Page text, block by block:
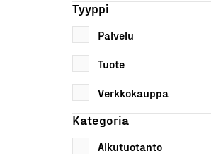
Tyyppi
Palvelu
Tuote
Verkkokauppa
Kategoria
Alkutuotanto